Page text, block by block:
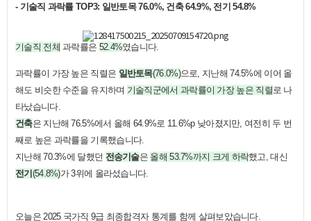
- 기술직 과락률 TOP3: 일반토목 76.0%, 건축 64.9%, 전기 54.8%
기술직 전체 과락률은 52.4%였습니다.
과락률이 가장 높은 직렬은 일반토목(76.0%)으로, 지난해 74.5%에 이어 올
해도 비슷한 수준을 유지하며 기술직군에서 과락률이 가장 높은 직렬 로 나
타났습니다.
건축은 지난해 76.5%에서 올해 64.9%로 11.6%p 낮아졌지만, 여전히 두 번
째로 높은 과락률을 기록했습니다.
지난해 70.3%에 달했던 전송기술은 올해 53.7%까지 크게 하락했고, 대신
전기 (54.8%)가 3위에 올라섰습니다.
오늘은 2025 국가직 9급 최종합격자 통계를 함께 살펴보았습니다.